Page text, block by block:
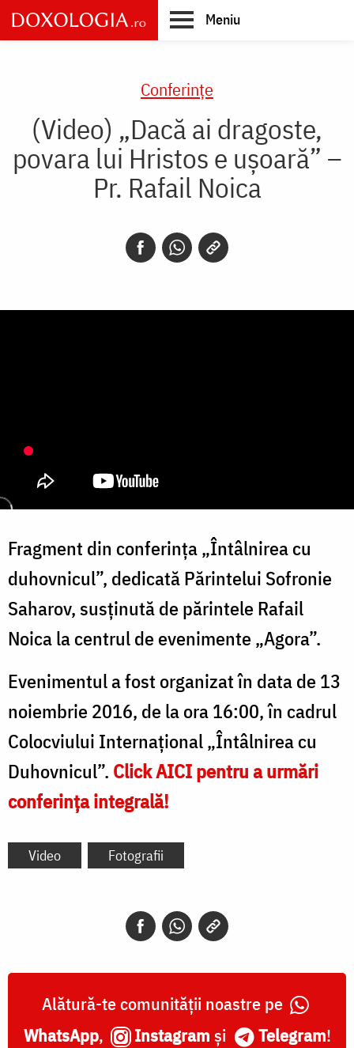
Skip
to
main
Meniu
Conferințe
(Video) „Dacă ai dragoste,
povara lui Hristos e ușoară” –
Pr. Rafail Noica
Fragment din conferința „Întâlnirea cu
duhovnicul”, dedicată Părintelui Sofronie
Saharov, susținută de părintele Rafail
Noica la centrul de evenimente „Agora”.
Evenimentul a fost organizat în data de 13
noiembrie 2016, de la ora 16:00, în cadrul
Colocviului Internațional „Întâlnirea cu
Duhovnicul”. Click AICI pentru a urmări
conferința integrală!
Video Fotografii
Alătură-te comunității noastre pe
WhatsApp, Instagram și Telegram!